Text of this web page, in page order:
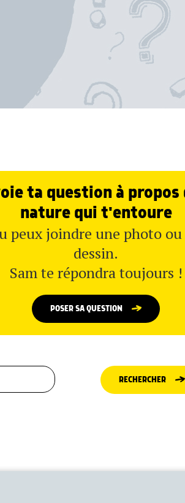
ta question à propos
nature qui t'entoure
peux joindre une photo
dessin.
Sam te répondra toujours !
POSER SA QUESTION
RECHERCHER